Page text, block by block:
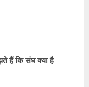
हैं कि संघ क्या है